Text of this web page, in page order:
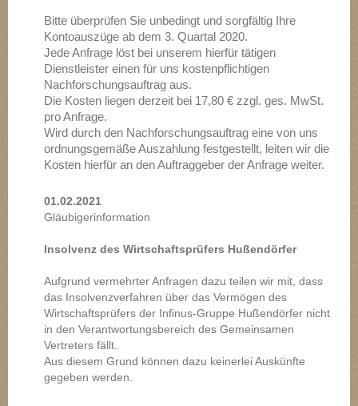
Bitte überprüfen Sie unbedingt und sorgfältig Ihre
Kontoauszüge ab dem 3. Quartal 2020.
Jede Anfrage löst bei unserem hierfür tätigen
Dienstleister einen für uns kostenpflichtigen
Nachforschungsauftrag aus.
Die Kosten liegen derzeit bei 17,80 € zzgl. ges. MwSt.
pro Anfrage.
Wird durch den Nachforschungsauftrag eine von uns
ordnungsgemäße Auszahlung festgestellt, leiten wir die
Kosten hierfür an den Auftraggeber der Anfrage weiter.
01.02.2021
Gläubigerinformation
Insolvenz des Wirtschaftsprüfers Hußendörfer
Aufgrund vermehrter Anfragen dazu teilen wir mit, dass
das Insolvenzverfahren über das Vermögen des
Wirtschaftsprüfers der Infinus-Gruppe Hußendörfer nicht
in den Verantwortungsbereich des Gemeinsamen
Vertreters fällt.
Aus diesem Grund können dazu keinerlei Auskünfte
gegeben werden.